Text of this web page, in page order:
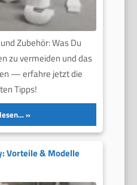
Zubehör: Was Du
zu vermeiden und das
— erfahre jetzt die
Tipps!
Vorteile & Modelle